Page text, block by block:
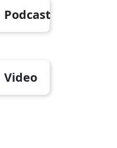
Podcast
Video